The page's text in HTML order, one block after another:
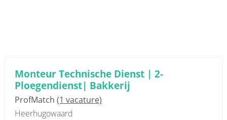
Monteur Technische Dienst | 2-
Ploegendienst| Bakkerij
ProfMatch (1 vacature)
Heerhugowaard